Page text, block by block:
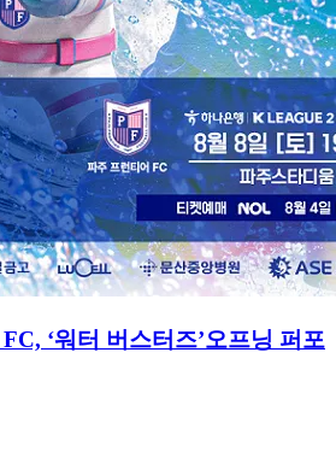
‘워터 버스터즈’오프닝 퍼포